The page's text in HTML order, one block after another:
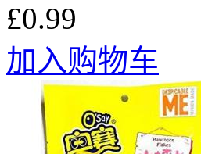
£0.99
加入购物车